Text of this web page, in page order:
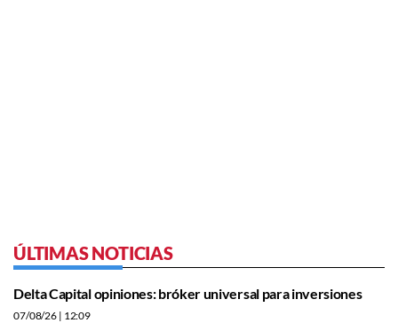
ÚLTIMAS NOTICIAS
Delta Capital opiniones: bróker universal para inversiones
07/08/26 | 12:09